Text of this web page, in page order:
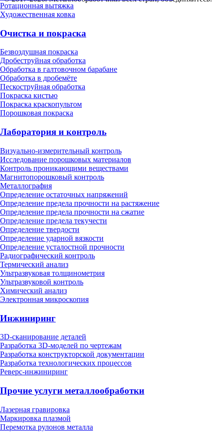
Ротационная вытяжка
Художественная ковка
Очистка и покраска
Безвоздушная покраска
Дробеструйная обработка
Обработка в галтовочном барабане
Обработка в дробемёте
Пескоструйная обработка
Покраска кистью
Покраска краскопультом
Порошковая покраска
Лаборатория и контроль
Визуально-измерительный контроль
Исследование порошковых материалов
Контроль проникающими веществами
Магнитопорошковый контроль
Металлография
Определение остаточных напряжений
Определение предела прочности на растяжение
Определение предела прочности на сжатие
Определение предела текучести
Определение твердости
Определение ударной вязкости
Определение усталостной прочности
Радиографический контроль
Термический анализ
Ультразвуковая толщинометрия
Ультразвуковой контроль
Химический анализ
Электронная микроскопия
Инжиниринг
3D-сканирование деталей
Разработка 3D-моделей по чертежам
Разработка конструкторской документации
Разработка технологических процессов
Реверс-инжиниринг
Прочие услуги металлообработки
Лазерная гравировка
Маркировка плазмой
Перемотка рулонов металла